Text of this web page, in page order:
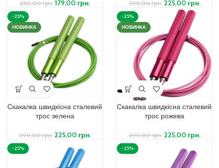
250,00грн. 179,00 грн. 299,00грн. 225,00 грн.
-25%
НОВИНКА
Скакалка швидкісна сталевий
трос зелена
299,00грн. 225,00 грн.
-25%
НОВИНКА
Скакалка швидкісна сталевий
трос рожева
299,00грн. 225,00 грн.
-25% -25%